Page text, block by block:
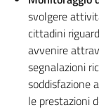
svolgere
cittadini
avvenire
segnalazioni
soddisfazione
le prestazioni